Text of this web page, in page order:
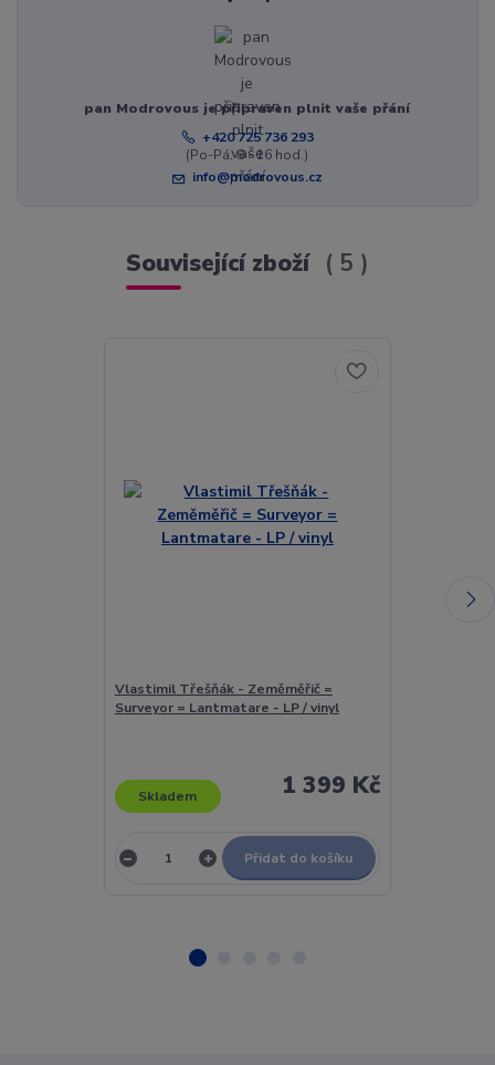
pan Modrovous je připraven plnit vaše přání
+420 725 736 293
(Po-Pá, 8 - 16 hod.)
info@modrovous.cz
Související zboží 5
Vlastimil Třešňák - Zeměměřič =
Surveyor = Lantmatare - LP / vinyl
1 399 Kč
Skladem
Přidat do košíku